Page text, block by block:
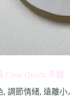
Clear Quartz 手鏈
,調節情緒,遠離小